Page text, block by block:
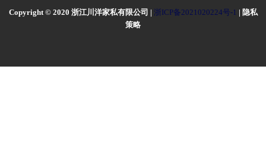
Copyright © 2020 浙江川洋家私有限公司 | 浙ICP备2021020224号-1 | 隐私
策略